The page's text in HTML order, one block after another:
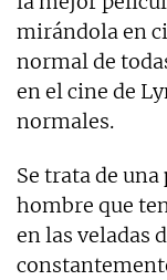
mirándola en
normal de
en el cine de
normales.
Se trata de una
hombre que
en las veladas